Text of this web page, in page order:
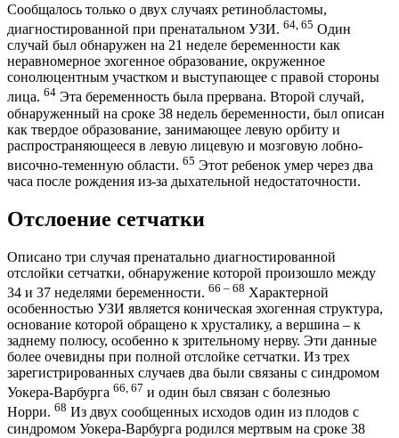
Сообщалось только о двух случаях ретинобластомы,
диагностированной при пренатальном УЗИ. 64, 65 Один
случай был обнаружен на 21 неделе беременности как
неравномерное эхогенное образование, окруженное
сонолюцентным участком и выступающее с правой стороны
лица. 64 Эта беременность была прервана. Второй случай,
обнаруженный на сроке 38 недель беременности, был описан
как твердое образование, занимающее левую орбиту и
распространяющееся в левую лицевую и мозговую лобно-
височно-теменную области. 65 Этот ребенок умер через два
часа после рождения из-за дыхательной недостаточности.
Отслоение сетчатки
Описано три случая пренатально диагностированной
отслойки сетчатки, обнаружение которой произошло между
34 и 37 неделями беременности. 66 – 68 Характерной
особенностью УЗИ является коническая эхогенная структура,
основание которой обращено к хрусталику, а вершина – к
заднему полюсу, особенно к зрительному нерву. Эти данные
более очевидны при полной отслойке сетчатки. Из трех
зарегистрированных случаев два были связаны с синдромом
Уокера-Варбурга 66, 67 и один был связан с болезнью
Норри. 68 Из двух сообщенных исходов один из плодов с
синдромом Уокера-Варбурга родился мертвым на сроке 38